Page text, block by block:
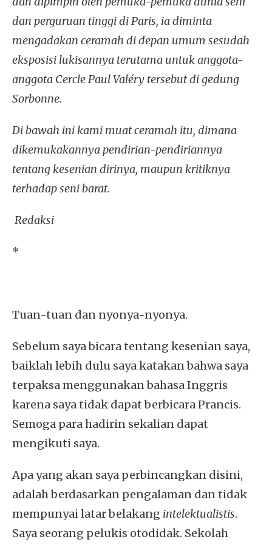
dan perguruan tinggi di Paris, ia diminta
mengadakan ceramah di depan umum sesudah
eksposisi lukisannya terutama untuk anggota-
anggota Cercle Paul Valéry tersebut di gedung
Sorbonne.
Di bawah ini kami muat ceramah itu, dimana
dikemukakannya pendirian-pendiriannya
tentang kesenian dirinya, maupun kritiknya
terhadap seni barat.
Redaksi
*
Tuan-tuan dan nyonya-nyonya.
Sebelum saya bicara tentang kesenian saya,
baiklah lebih dulu saya katakan bahwa saya
terpaksa menggunakan bahasa Inggris
karena saya tidak dapat berbicara Prancis.
Semoga para hadirin sekalian dapat
mengikuti saya.
Apa yang akan saya perbincangkan disini,
adalah berdasarkan pengalaman dan tidak
mempunyai latar belakang intelektualistis.
Saya seorang pelukis otodidak. Sekolah